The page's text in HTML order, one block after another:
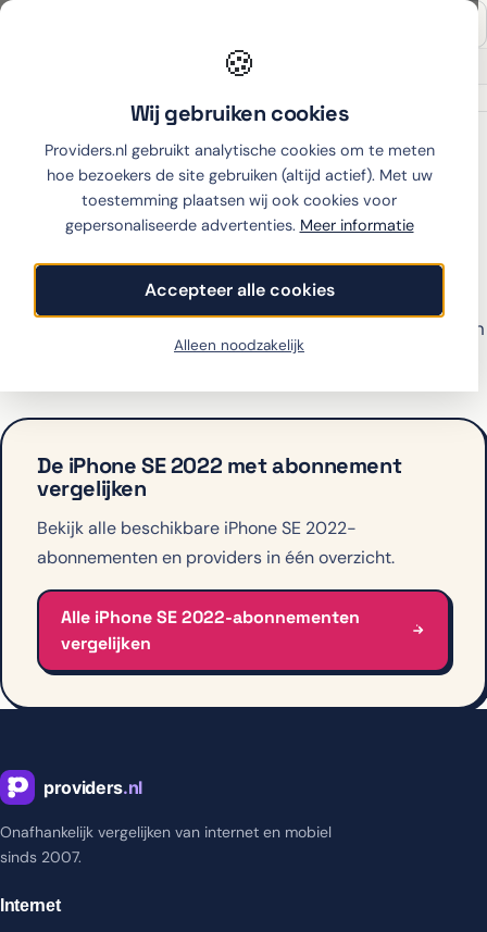
🍪
Wij gebruiken cookies
Providers.nl gebruikt analytische cookies om te meten
hoe bezoekers de site gebruiken (altijd actief). Met uw
toestemming plaatsen wij ook cookies voor
gepersonaliseerde advertenties. Meer informatie
Accepteer alle cookies
Alleen noodzakelijk
Thuiswinkel partner
iPhone SE 2022›Simyo
iPhone SE 2022 met
abonnement bij Simyo
Simyo biedt de iPhone SE 2022 op dit moment niet aan
met abonnement. Bekijk hieronder de alternatieven.
De iPhone SE 2022 met abonnement
vergelijken
Bekijk alle beschikbare iPhone SE 2022-
abonnementen en providers in één overzicht.
Alle iPhone SE 2022-abonnementen
vergelijken
Onafhankelijk vergelijken van internet en mobiel
sinds 2007.
Internet